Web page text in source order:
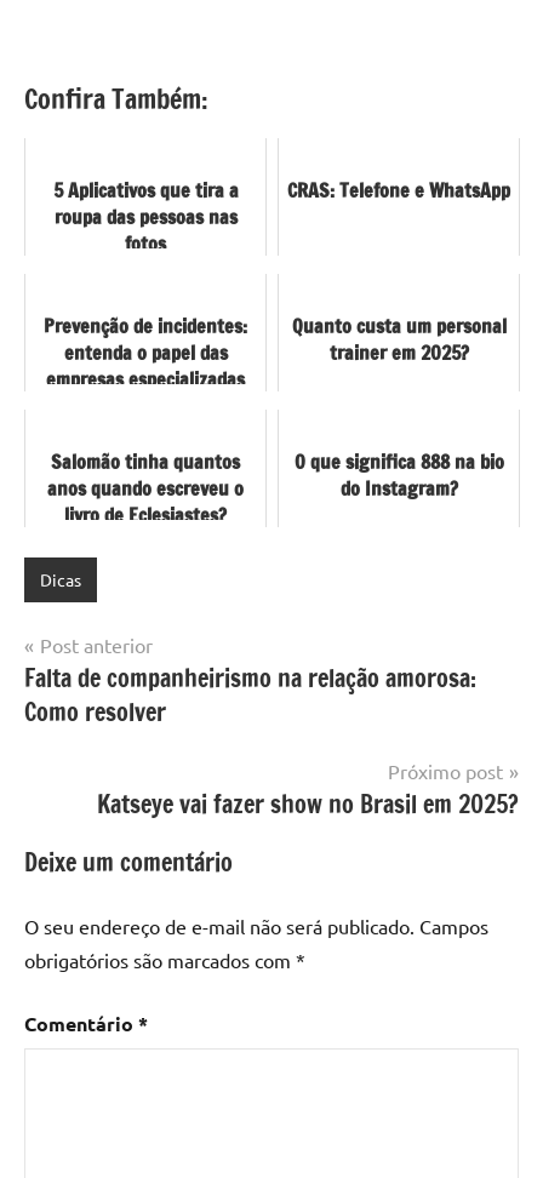
Confira Também:
5 Aplicativos que tira a
roupa das pessoas nas
fotos
CRAS: Telefone e WhatsApp
Prevenção de incidentes:
entenda o papel das
empresas especializadas
Quanto custa um personal
trainer em 2025?
Salomão tinha quantos
anos quando escreveu o
livro de Eclesiastes?
O que significa 888 na bio
do Instagram?
Dicas
Navegação
de
Post
Post anterior
Falta de companheirismo na relação amorosa:
Como resolver
Próximo post
Katseye vai fazer show no Brasil em 2025?
Deixe um comentário
O seu endereço de e-mail não será publicado. Campos
obrigatórios são marcados com *
Comentário *